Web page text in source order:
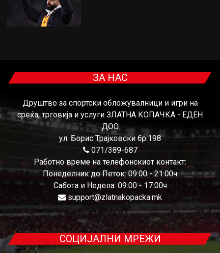
ЗА НАС
Друштво за спортски обложувалници и игри на
среќа, трговија и услуги ЗЛАТНА КОПАЧКА - ЕДЕН
ДОО
ул. Борис Трајковски бр.198
071/389-687
Работно време на телефонскиот контакт:
Понеделник до Петок: 09:00 - 21:00ч
Сабота и Недела: 09:00 - 17:00ч
support@zlatnakopacka.mk
СОЦИЈАЛНИ МРЕЖИ